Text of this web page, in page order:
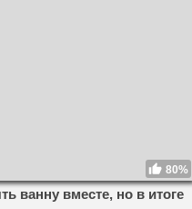
80%
ванну вместе, но в итоге